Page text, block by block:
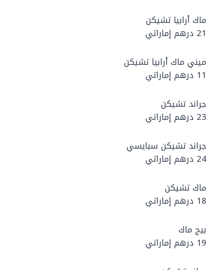
ماك أرابيا تشيكن
21 درهم إماراتي
ميني ماك أرابيا تشيكن
11 درهم إماراتي
جراند تشيكن
23 درهم إماراتي
جراند تشيكن سبايسي
24 درهم إماراتي
ماك تشيكن
18 درهم إماراتي
بيج ماك
19 درهم إماراتي